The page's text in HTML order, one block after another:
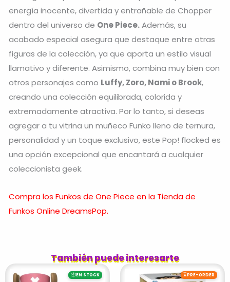
energía inocente, divertida y entrañable de Chopper
dentro del universo de One Piece.Además, su
acabado especial asegura que destaque entre otras
figuras de la colección, ya que aporta un estilo visual
llamativo y diferente. Asimismo, combina muy bien con
otros personajes como Luffy, Zoro, Nami o Brook,
creando una colección equilibrada, colorida y
extremadamente atractiva. Por lo tanto, si deseas
agregar a tu vitrina un muñeco Funko lleno de ternura,
personalidad y un toque exclusivo, este Pop! flocked es
una opción excepcional que encantará a cualquier
coleccionista geek.
Compra los Funkos de One Piece en la Tienda de
Funkos Online DreamsPop.
También puede interesarte
📦EN STOCK ⌛PRE-ORDER